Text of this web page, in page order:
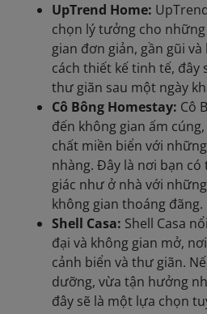
UpTrend Home:
chọn lý tưởng cho
gian đơn giản, gần gũi
cách thiết kế tinh tế, đây
thư giãn sau một ngày
Cô Bông Homestay: Cô
đến không gian ấm
chất miền biển với
nhàng. Đây là nơi bạn
giác như ở nhà với
không gian thoáng đãng.
Shell Casa: Shell Casa
đại và không gian mở,
cảnh biển và thư giãn.
dưỡng, vừa tận hưởng
đây sẽ là một lựa chọn